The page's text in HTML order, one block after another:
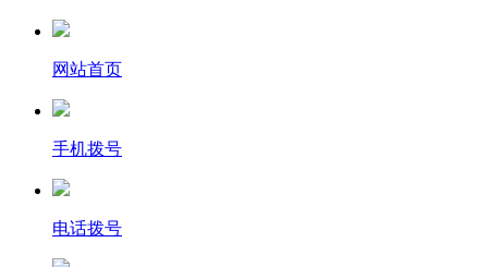
网站首页
手机拨号
电话拨号